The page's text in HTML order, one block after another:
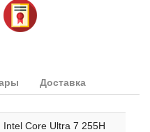
Доставка
Intel Core Ultra 7 255H